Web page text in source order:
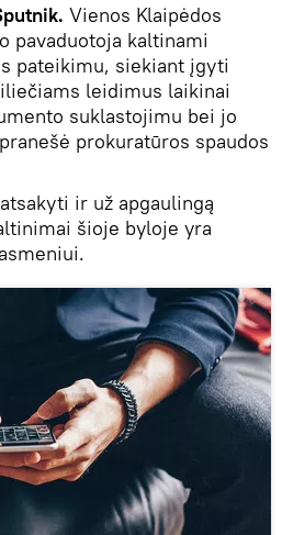
Vienos Klaipėdos
pavaduotoja kaltinami
pateikimu, siekiant įgyti
leidimus laikinai
suklastojimu bei jo
prokuratūros spaudos
ir už apgaulingą
šioje byloje yra